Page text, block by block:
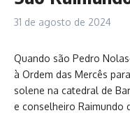
31 de agosto de 2024
Quando são Pedro
à Ordem das Mercês
solene na catedral de
e conselheiro Raimundo